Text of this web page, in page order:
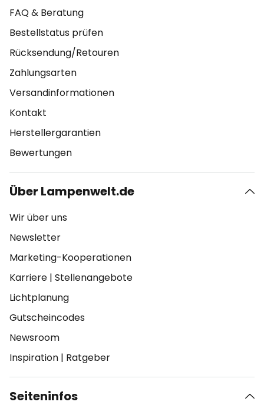
FAQ & Beratung
Bestellstatus prüfen
Rücksendung/Retouren
Zahlungsarten
Versandinformationen
Kontakt
Herstellergarantien
Bewertungen
Über Lampenwelt.de
Wir über uns
Newsletter
Marketing-Kooperationen
Karriere | Stellenangebote
Lichtplanung
Gutscheincodes
Newsroom
Inspiration | Ratgeber
Seiteninfos